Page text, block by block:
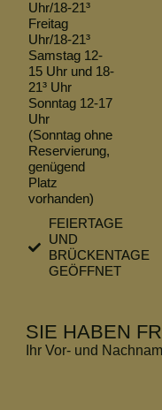
Uhr/18-21³
Freitag
Uhr/18-21³
Samstag 12-
15 Uhr und 18-
21³ Uhr
Sonntag 12-17
Uhr
(Sonntag ohne
Reservierung,
genügend
Platz
vorhanden)
FEIERTAGE
UND
BRÜCKENTAGE
GEÖFFNET
SIE HABEN
Ihr Vor- und